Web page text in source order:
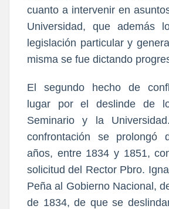
cuanto a intervenir en
Universidad, que además
legislación particular y
misma se fue dictando
El segundo hecho de
lugar por el deslinde de
Seminario y la
confrontación se prolongó
años, entre 1834 y 1851,
solicitud del Rector Pbro.
Peña al Gobierno Nacional,
de 1834, de que se